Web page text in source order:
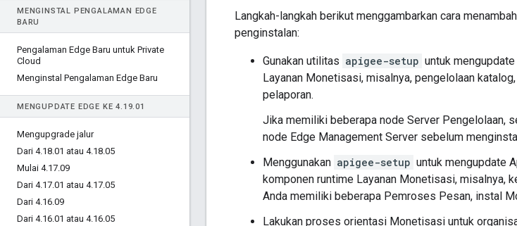
MENGINSTAL PENGALAMAN EDGE
BARU
Pengalaman Edge Baru untuk Private
Cloud
Menginstal Pengalaman Edge Baru
MENGUPDATE EDGE KE 4.19.01
Mengupgrade jalur
Dari 4.18.01 atau 4.18.05
Mulai 4.17.09
Dari 4.17.01 atau 4.17.05
Dari 4.16.09
Dari 4.16.01 atau 4.16.05
Langkah-langkah berikut menggambarkan cara
penginstalan:
Gunakan utilitas apigee-setup untuk
Layanan Monetisasi, misalnya, pengelolaan
pelaporan.
Jika memiliki beberapa node Server Pengelolaan,
node Edge Management Server sebelum
Menggunakan apigee-setup untuk mengupdate
komponen runtime Layanan Monetisasi, misalnya,
Anda memiliki beberapa Pemroses Pesan, instal
Lakukan proses orientasi Monetisasi untuk